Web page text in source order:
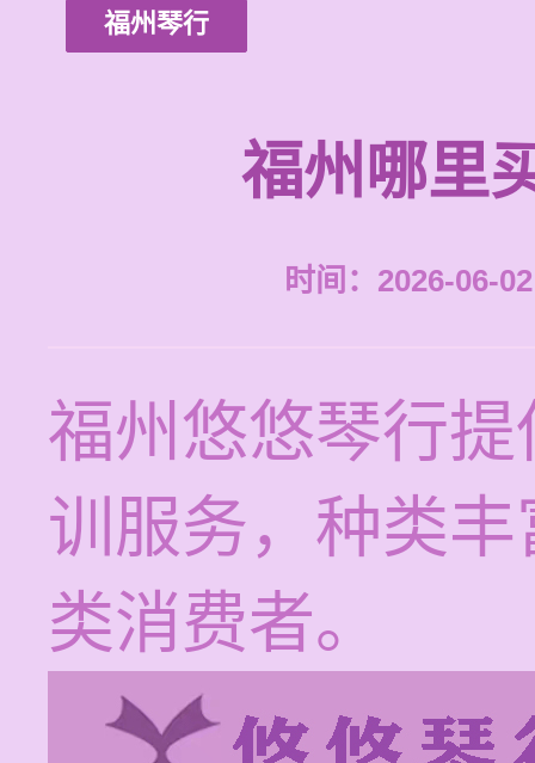
福州琴行
福州哪里
时间：2026-06-
福州悠悠琴行
训服务，种类
类消费者。